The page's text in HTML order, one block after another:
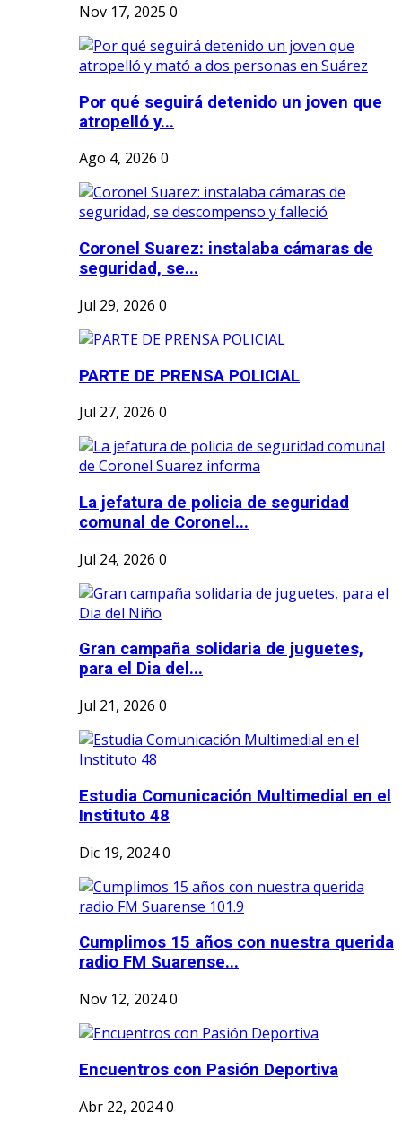
Nov 17, 2025 0
Por qué seguirá detenido un joven que
atropelló y...
Ago 4, 2026 0
Coronel Suarez: instalaba cámaras de
seguridad, se...
Jul 29, 2026 0
PARTE DE PRENSA POLICIAL
Jul 27, 2026 0
La jefatura de policia de seguridad
comunal de Coronel...
Jul 24, 2026 0
Gran campaña solidaria de juguetes,
para el Dia del...
Jul 21, 2026 0
Estudia Comunicación Multimedial en el
Instituto 48
Dic 19, 20240
Cumplimos 15 años con nuestra querida
radio FM Suarense...
Nov 12, 20240
Encuentros con Pasión Deportiva
Abr 22, 20240